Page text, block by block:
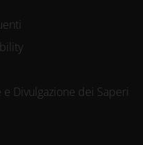
e Divulgazione dei Saperi